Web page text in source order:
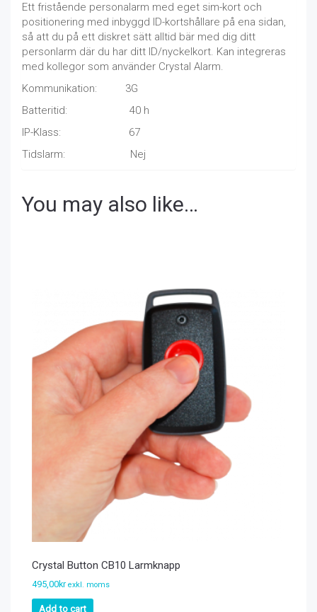
Ett fristående personalarm med eget sim-kort och
positionering med inbyggd ID-kortshållare på ena sidan,
så att du på ett diskret sätt alltid bär med dig ditt
personlarm där du har ditt ID/nyckelkort. Kan integreras
med kollegor som använder Crystal Alarm.
Kommunikation: 3G
Batteritid: 40 h
IP-Klass: 67
Tidslarm: Nej
You may also like…
Crystal Button CB10 Larmknapp
495,00kr exkl. moms
Add to cart